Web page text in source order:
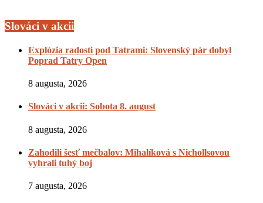
Slováci v akcii
Explózia radosti pod Tatrami: Slovenský pár dobyl
Poprad Tatry Open
8 augusta, 2026
Slováci v akcii: Sobota 8. august
8 augusta, 2026
Zahodili šesť mečbalov: Mihalíková s Nichollsovou
vyhrali tuhý boj
7 augusta, 2026